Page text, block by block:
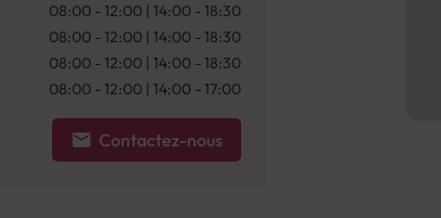
08:00 - 12:00 | 14:00 - 18:30
08:00 - 12:00 | 14:00 - 18:30
08:00 - 12:00 | 14:00 - 18:30
08:00 - 12:00 | 14:00 - 17:00
Contactez-nous